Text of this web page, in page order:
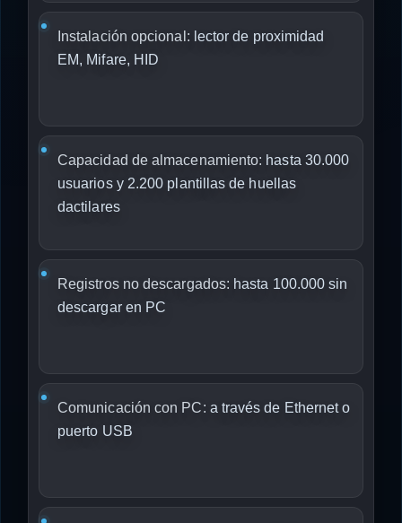
Instalación opcional: lector de proximidad
EM, Mifare, HID
Capacidad de almacenamiento: hasta 30.000
usuarios y 2.200 plantillas de huellas
dactilares
Registros no descargados: hasta 100.000 sin
descargar en PC
Comunicación con PC: a través de Ethernet o
puerto USB